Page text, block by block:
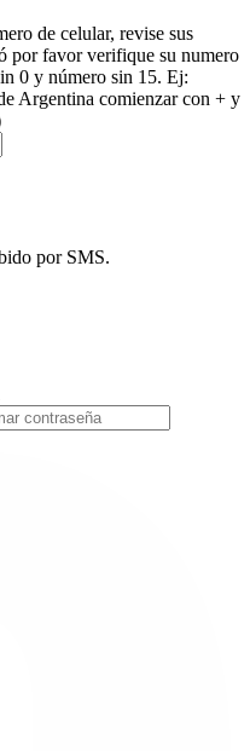
de celular, revise sus
por favor verifique su numero
0 y número sin 15. Ej:
Argentina comienzar con + y
por SMS.